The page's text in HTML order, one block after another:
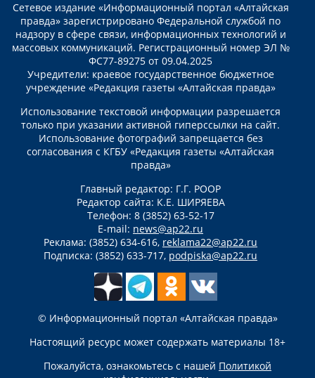
Сетевое издание «Информационный портал «Алтайская
правда» зарегистрировано Федеральной службой по
надзору в сфере связи, информационных технологий и
массовых коммуникаций. Регистрационный номер ЭЛ №
ФС77-89275 от 09.04.2025
Учредители: краевое государственное бюджетное
учреждение «Редакция газеты «Алтайская правда»
Использование текстовой информации разрешается
только при указании активной гиперссылки на сайт.
Использование фотографий запрещается без
согласования с КГБУ «Редакция газеты «Алтайская
правда»
Главный редактор: Г.Г. РООР
Редактор сайта: К.Е. ШИРЯЕВА
Телефон: 8 (3852) 63-52-17
E-mail: news@ap22.ru
Реклама: (3852) 634-616, reklama22@ap22.ru
Подписка: (3852) 633-717, podpiska@ap22.ru
© Информационный портал «Алтайская правда»
Настоящий ресурс может содержать материалы 18+
Пожалуйста, ознакомьтесь с нашей Политикой